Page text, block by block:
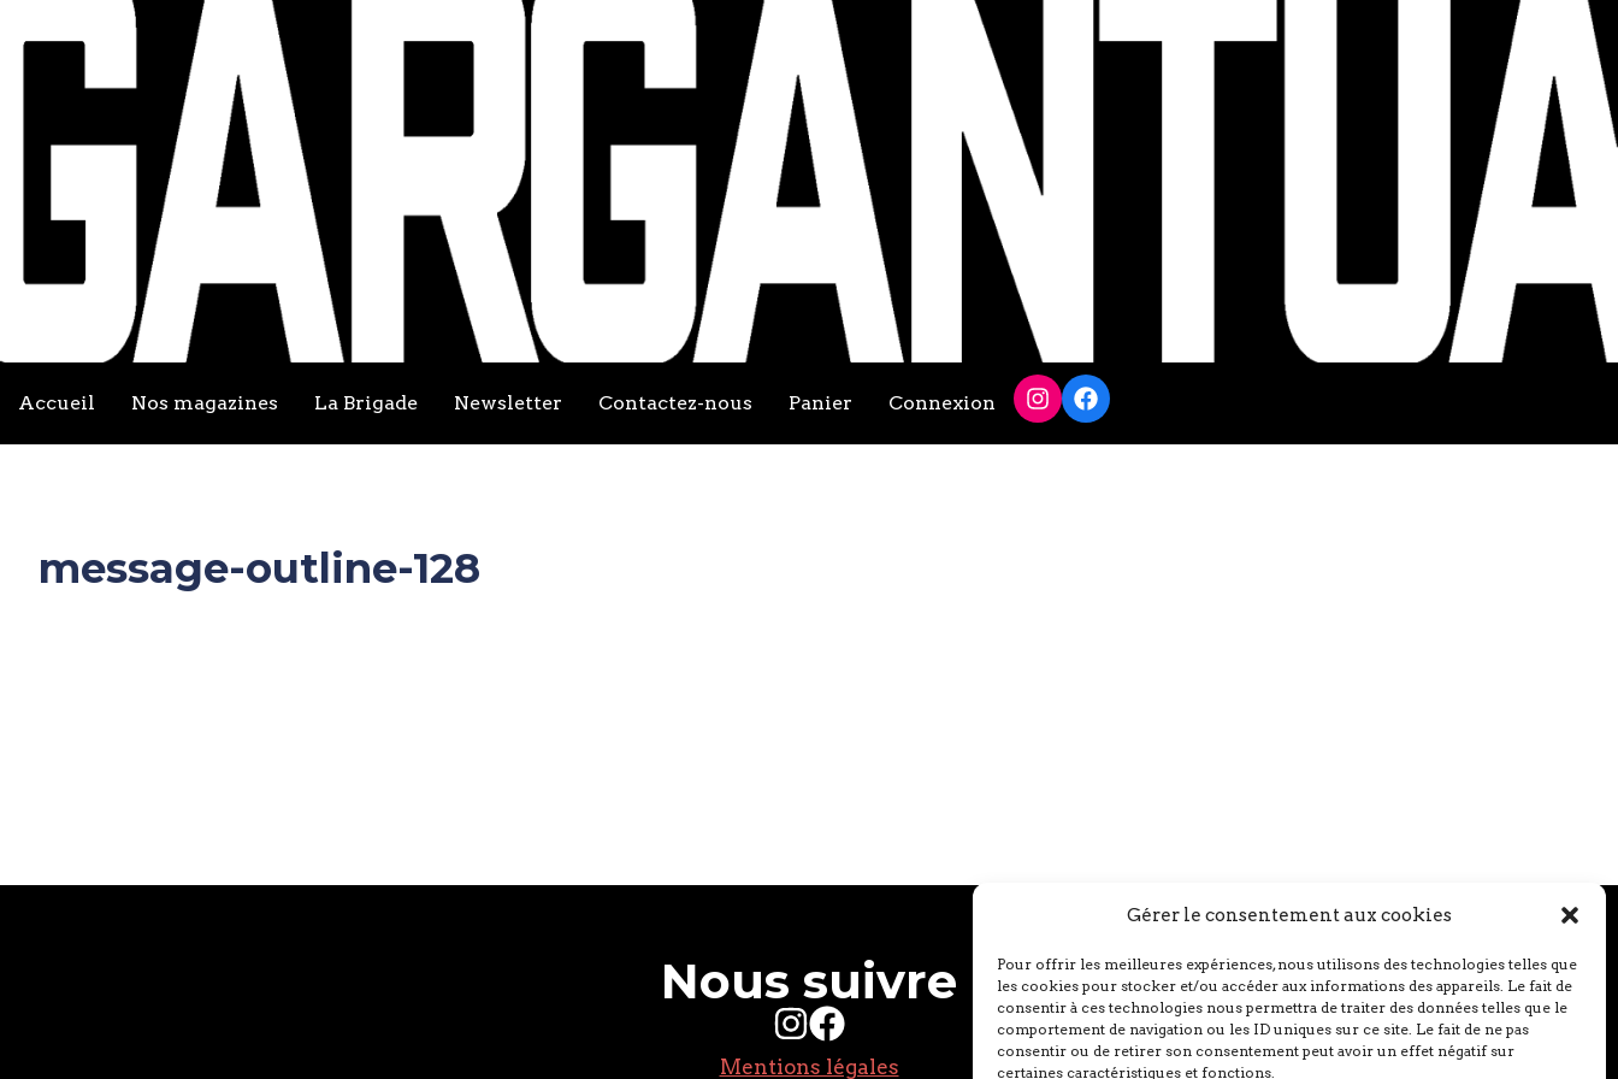
Gérer le consentement aux cookies
Pour offrir les meilleures expériences, nous utilisons des technologies telles que
les cookies pour stocker et/ou accéder aux informations des appareils. Le fait de
consentir à ces technologies nous permettra de traiter des données telles que le
comportement de navigation ou les ID uniques sur ce site. Le fait de ne pas
consentir ou de retirer son consentement peut avoir un effet négatif sur
certaines caractéristiques et fonctions.
Accueil Nos magazines La Brigade Newsletter Contactez-nous Panier Connexion
message-outline-128
Nous suivre
Mentions légales